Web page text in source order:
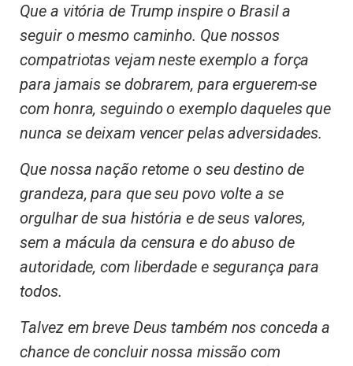
Que a vitória de Trump inspire o Brasil a
seguir o mesmo caminho. Que nossos
compatriotas vejam neste exemplo a força
para jamais se dobrarem, para erguerem-se
com honra, seguindo o exemplo daqueles que
nunca se deixam vencer pelas adversidades.
Que nossa nação retome o seu destino de
grandeza, para que seu povo volte a se
orgulhar de sua história e de seus valores,
sem a mácula da censura e do abuso de
autoridade, com liberdade e segurança para
todos.
Talvez em breve Deus também nos conceda a
chance de concluir nossa missão com